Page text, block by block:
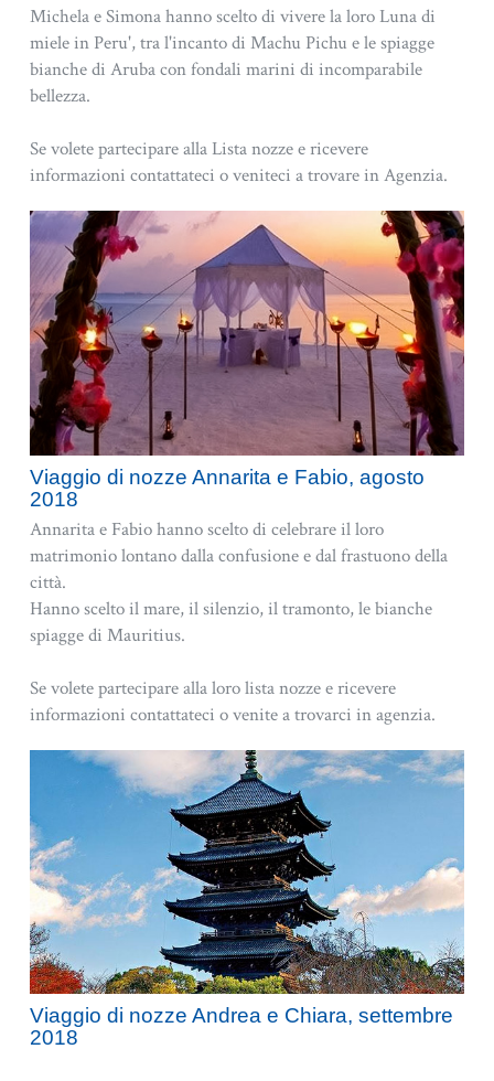
Michela e Simona hanno scelto di vivere la loro Luna di
miele in Peru', tra l'incanto di Machu Pichu e le spiagge
bianche di Aruba con fondali marini di incomparabile
bellezza.
Se volete partecipare alla Lista nozze e ricevere
informazioni contattateci o veniteci a trovare in Agenzia.
Viaggio di nozze Annarita e Fabio, agosto
2018
Annarita e Fabio hanno scelto di celebrare il loro
matrimonio lontano dalla confusione e dal frastuono della
città.
Hanno scelto il mare, il silenzio, il tramonto, le bianche
spiagge di Mauritius.
Se volete partecipare alla loro lista nozze e ricevere
informazioni contattateci o venite a trovarci in agenzia.
Viaggio di nozze Andrea e Chiara, settembre
2018